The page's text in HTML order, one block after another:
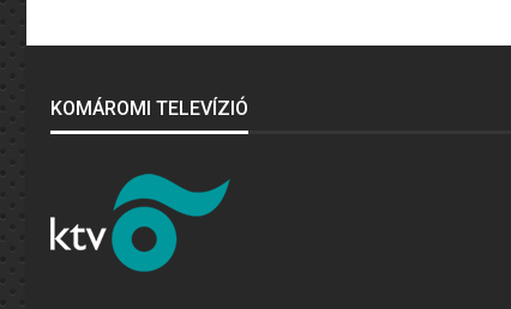
KOMÁROMI TELEVÍZIÓ